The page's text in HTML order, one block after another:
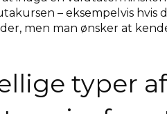
– eksempelvis
men man ønsker at
typer af